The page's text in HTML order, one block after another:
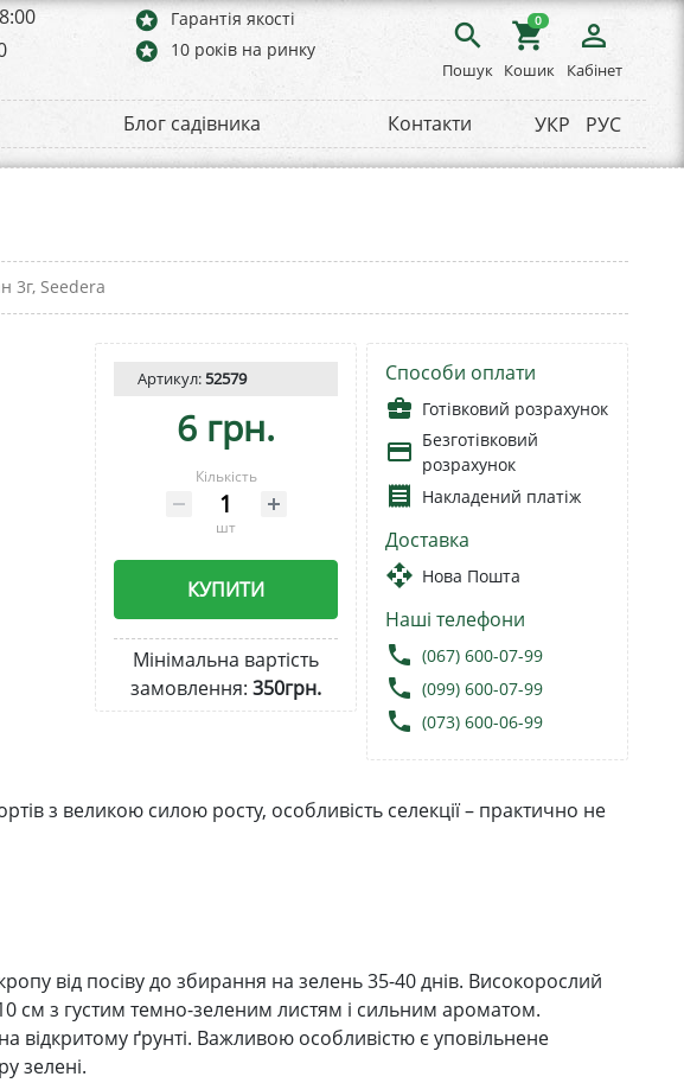
stars Гарантія якості
stars 10 років на ринку search
Пошук
shopping_cart
0
Кошик
person_outline
Кабінет
Блог садівника Контакти УКР РУС
3г, Seedera
Артикул:52579
6 грн.
Кількість
шт
КУПИТИ
Мінімальна вартість
замовлення: 350грн.
Способи оплати
business_center Готівковий розрахунок
payment Безготівковий
розрахунок
receipt Накладений платіж
Доставка
open_with Нова Пошта
Наші телефони
local_phone (067) 600-07-99
local_phone (099) 600-07-99
local_phone (073) 600-06-99
з великою силою росту, особливість селекції – практично не
від посіву до збирання на зелень 35-40 днів. Високорослий
см з густим темно-зеленим листям і сильним ароматом.
відкритому ґрунті. Важливою особливістю є уповільнене
зелені.